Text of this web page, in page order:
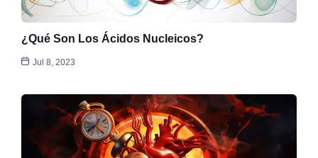
¿Qué Son Los Ácidos Nucleicos?
Jul 8, 2023